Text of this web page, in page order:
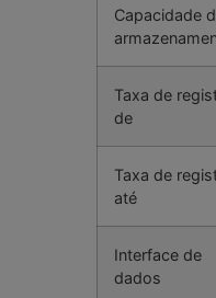
Capacidade
Taxa de
de
Taxa de
até
Interface de
dados